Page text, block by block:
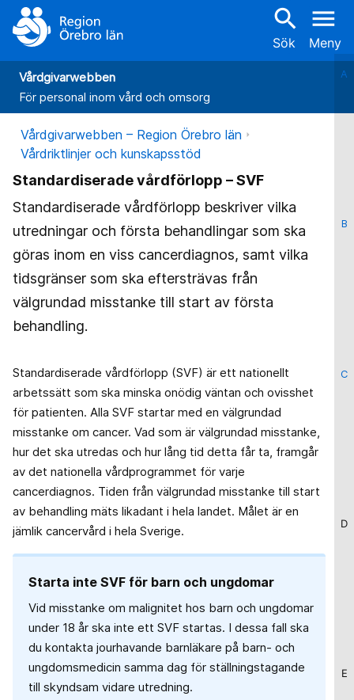
search
Sök
menu
Meny
Vårdgivarwebben
För personal inom vård och omsorg
Vårdgivarwebben – Region Örebro län
Vårdriktlinjer och kunskapsstöd
Standardiserade vårdförlopp – SVF
Standardiserade vårdförlopp beskriver vilka
utredningar och första behandlingar som ska
göras inom en viss cancerdiagnos, samt vilka
tidsgränser som ska eftersträvas från
välgrundad misstanke till start av första
behandling.
Standardiserade vårdförlopp (SVF) är ett nationellt
arbetssätt som ska minska onödig väntan och ovisshet
för patienten. Alla SVF startar med en välgrundad
misstanke om cancer. Vad som är välgrundad misstanke,
hur det ska utredas och hur lång tid detta får ta, framgår
av det nationella vårdprogrammet för varje
cancerdiagnos. Tiden från välgrundad misstanke till start
av behandling mäts likadant i hela landet. Målet är en
jämlik cancervård i hela Sverige.
Starta inte SVF för barn och ungdomar
Vid misstanke om malignitet hos barn och ungdomar
under 18 år ska inte ett SVF startas. I dessa fall ska
du kontakta jourhavande barnläkare på barn- och
ungdomsmedicin samma dag för ställningstagande
till skyndsam vidare utredning.
A
B
C
D
E